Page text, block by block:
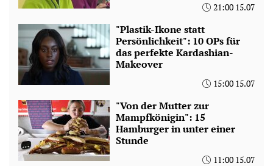
21:00 15.07
"Plastik-Ikone statt
Persönlichkeit": 10 OPs für
das perfekte Kardashian-
Makeover
15:00 15.07
"Von der Mutter zur
Mampfkönigin": 15
Hamburger in unter einer
Stunde
11:00 15.07